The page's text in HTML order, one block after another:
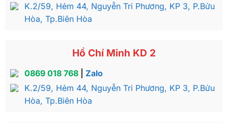
K.2/59, Hẻm 44, Nguyễn Tri Phương, KP 3, P.Bửu
Hòa, Tp.Biên Hòa
Hồ Chí Minh KD 2
0869 018 768| Zalo
K.2/59, Hẻm 44, Nguyễn Tri Phương, KP 3, P.Bửu
Hòa, Tp.Biên Hòa